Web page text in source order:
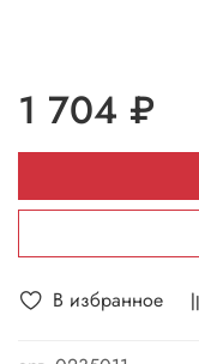
В избранное
1 704 ₽